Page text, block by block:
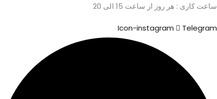
ساعت کاری : هر روز از ساعت 15 الی 20
Icon-instagram Telegram